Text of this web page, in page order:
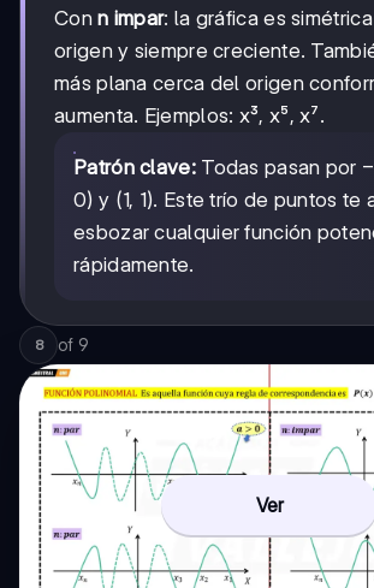
Conn impar: la gráfica es
origen y siempre creciente.
más plana cerca del origen
aumenta. Ejemplos: x³, x⁵, x⁷.
Patrón clave:Todas pasan por -
−
0) y (1, 1). Este trío de puntos te
esbozar cualquier función
rápidamente.
8 of 9
Ver